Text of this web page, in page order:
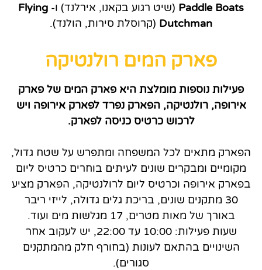
Paddle Boats (שיט רגוע בקאנו, אירלנד) ו- Flying
Dutchman (קרוסלת סירות, הולנד).
פארק המים רולנטיקה
פעילות נוספות מומלצת היא פארק המים של פארק
אירופה, רולנטיקה, הפארק נפרד לפארק אירופה ויש
לרכוש כרטיס כניסה לפארק.
הפארק מתאים לכל המשפחה ומתפרש על שטח גדול,
מקומיים ומבקרים שונים לעיתים בוחרים כרטיס ליום
בפארק אירופה וכרטיס ליום לרולנטיקה, הפארק מציע
30 מתקנים שונים, בריכת גלים גדולה, לייזי ריבר
באורך של מאות מטרים, 17 מגלשות מים ועוד.
שעות פעילות: 10:00 עד 22:00, יש לעקוב אחר
השינויים בהתאם לעונות (בחורף חלק מהמתקנים
סגורים).